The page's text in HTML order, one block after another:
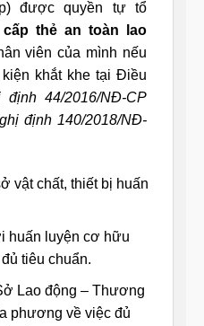
được quyền tự tổ
cấp thẻ an toàn lao
viên của mình nếu
khắt khe tại Điều
định 44/2016/NĐ-CP
định 140/2018/NĐ-
vật chất, thiết bị huấn
huấn luyện cơ hữu
tiêu chuẩn.
Lao động – Thương
phương về việc đủ